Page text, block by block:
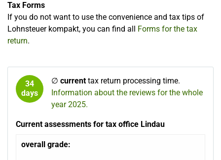
Tax Forms
If you do not want to use the convenience and tax tips of
Lohnsteuer kompakt, you can find all
Forms for the tax
return.
34
days
∅ currenttax return processing time.
Information about the reviews for the whole
year 2025.
Current assessments for tax office Lindau
overall grade: